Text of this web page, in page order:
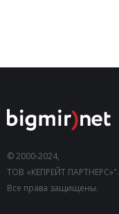
© 2000-2024,
ТОВ «КЕПРЕЙТ ПАРТНЕРС»".
Все права защищены.